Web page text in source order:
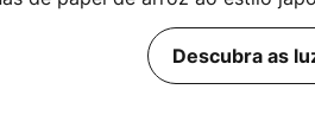
Descubra as